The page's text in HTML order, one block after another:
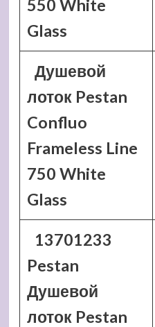
550 White
Glass
Душевой
лоток Pestan
Confluo
Frameless Line
750 White
Glass
13701233
Pestan
Душевой
лоток Pestan